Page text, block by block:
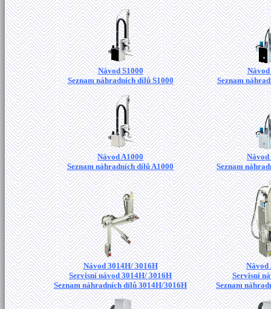
Návod S1000
Seznam náhradních dílů S1000
Návod
Seznam
Návod A1000
Seznam náhradních dílů A1000
Návod
Seznam
Návod 3014H/ 3016H
Servisní návod 3014H/ 3016H
Seznam náhradních dílů 3014H/3016H
Návod
Servisní
Seznam